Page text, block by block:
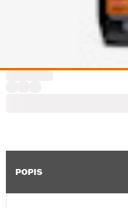
POPIS